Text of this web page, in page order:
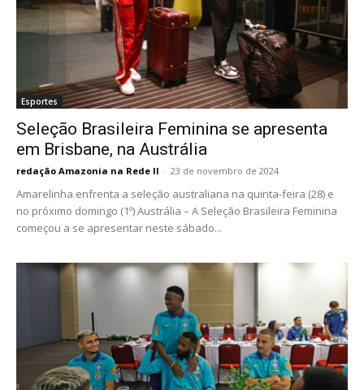
Esportes
Seleção Brasileira Feminina se apresenta
em Brisbane, na Austrália
redação Amazonia na Rede II - 23 de novembro de 2024
Amarelinha enfrenta a seleção australiana na quinta-feira (28) e
no próximo domingo (1º) Austrália – A Seleção Brasileira Feminina
começou a se apresentar neste sábado...